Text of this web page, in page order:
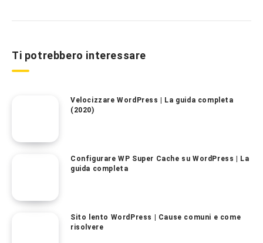
Ti potrebbero interessare
Velocizzare WordPress | La guida completa
(2020)
Configurare WP Super Cache su WordPress | La
guida completa
Sito lento WordPress | Cause comuni e come
risolvere